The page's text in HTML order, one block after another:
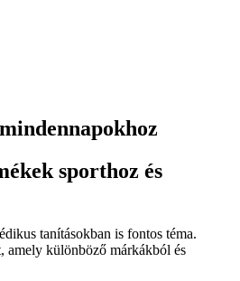
sporthoz és
tanításokban is fontos téma.
amely különböző márkákból és